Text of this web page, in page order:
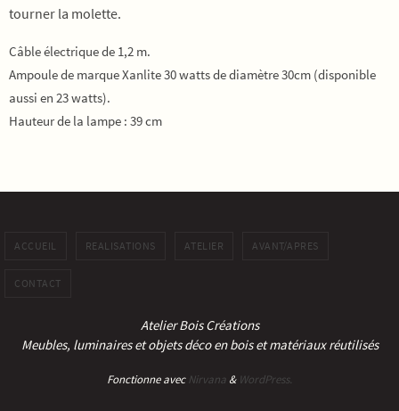
tourner la molette.
Câble électrique de 1,2 m.
Ampoule de marque Xanlite 30 watts de diamètre 30cm (disponible
aussi en 23 watts).
Hauteur de la lampe : 39 cm
ACCUEIL REALISATIONS ATELIER AVANT/APRES
CONTACT
Atelier Bois Créations
Meubles, luminaires et objets déco en bois et matériaux réutilisés
Fonctionne avecNirvana & WordPress.